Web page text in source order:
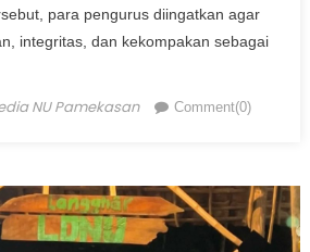
para pengurus diingatkan agar
integritas, dan kekompakan sebagai
NU Pamekasan Comment(0)